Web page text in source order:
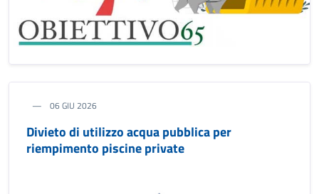
06 GIU 2026
Divieto di utilizzo acqua pubblica per
riempimento piscine private